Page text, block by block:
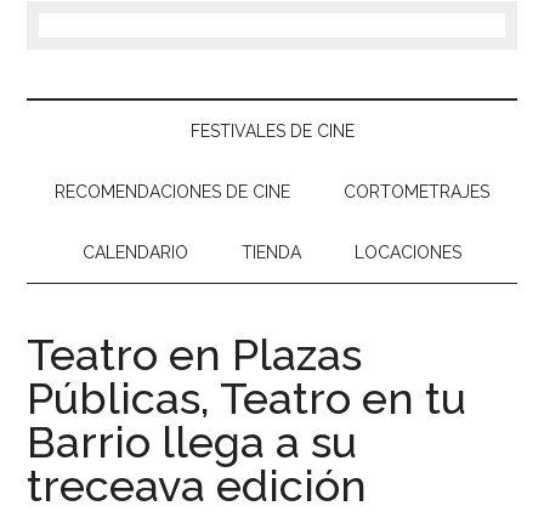
FESTIVALES DE CINE
RECOMENDACIONES DE CINE CORTOMETRAJES
CALENDARIO TIENDA LOCACIONES
Teatro en Plazas
Públicas, Teatro en tu
Barrio llega a su
treceava edición